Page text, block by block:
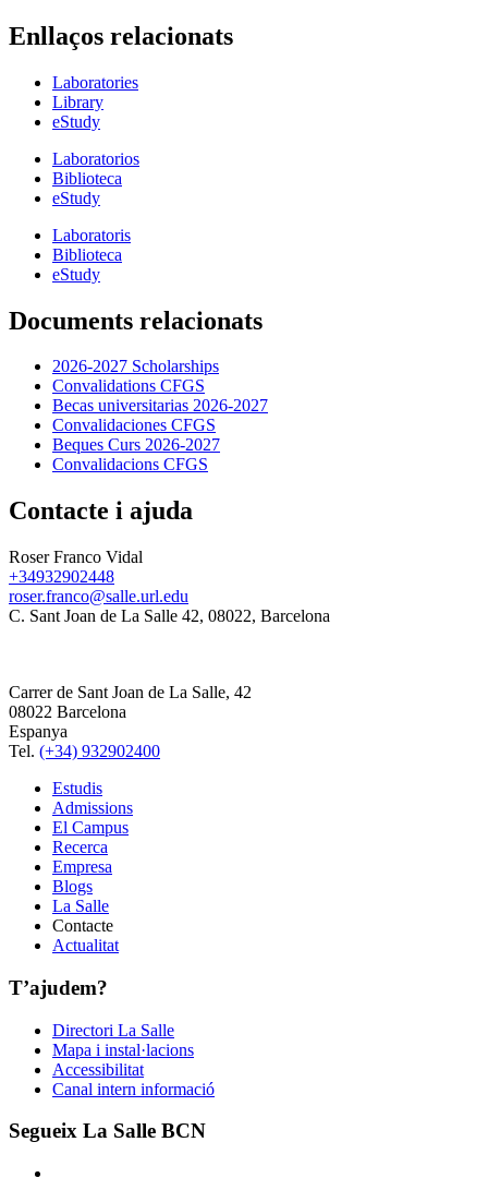
Enllaços relacionats
Laboratories
Library
eStudy
Laboratorios
Biblioteca
eStudy
Laboratoris
Biblioteca
eStudy
Documents relacionats
2026-2027 Scholarships
Convalidations CFGS
Becas universitarias 2026-2027
Convalidaciones CFGS
Beques Curs 2026-2027
Convalidacions CFGS
Contacte i ajuda
Roser Franco Vidal
+34932902448
roser.franco@salle.url.edu
C. Sant Joan de La Salle 42, 08022, Barcelona
Carrer de Sant Joan de La Salle, 42
08022 Barcelona
Espanya
Tel. (+34) 932902400
Estudis
Admissions
El Campus
Recerca
Empresa
Blogs
La Salle
Contacte
Actualitat
T’ajudem?
Directori La Salle
Mapa i instal·lacions
Accessibilitat
Canal intern informació
Segueix La Salle BCN